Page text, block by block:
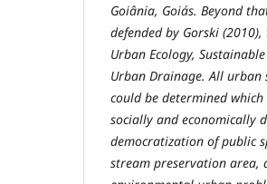
Goiânia, Goiás. Beyond
defended by Gorski
Urban Ecology,
Urban Drainage. All
could be determined
socially and economically
democratization of public
stream preservation area,